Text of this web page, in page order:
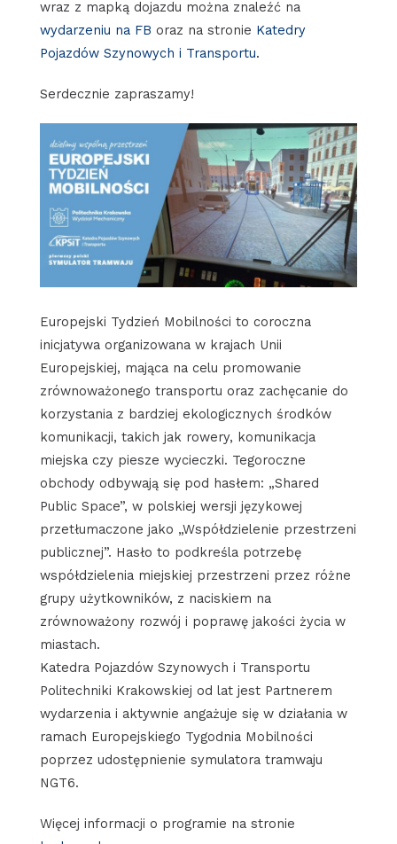
wraz z mapką dojazdu można znaleźć na
wydarzeniu na FB oraz na stronie Katedry
Pojazdów Szynowych i Transportu.
Serdecznie zapraszamy!
Europejski Tydzień Mobilności to coroczna
inicjatywa organizowana w krajach Unii
Europejskiej, mająca na celu promowanie
zrównoważonego transportu oraz zachęcanie do
korzystania z bardziej ekologicznych środków
komunikacji, takich jak rowery, komunikacja
miejska czy piesze wycieczki. Tegoroczne
obchody odbywają się pod hasłem: „Shared
Public Space”, w polskiej wersji językowej
przetłumaczone jako „Współdzielenie przestrzeni
publicznej”. Hasło to podkreśla potrzebę
współdzielenia miejskiej przestrzeni przez różne
grupy użytkowników, z naciskiem na
zrównoważony rozwój i poprawę jakości życia w
miastach.
Katedra Pojazdów Szynowych i Transportu
Politechniki Krakowskiej od lat jest Partnerem
wydarzenia i aktywnie angażuje się w działania w
ramach Europejskiego Tygodnia Mobilności
poprzez udostępnienie symulatora tramwaju
NGT6.
Więcej informacji o programie na stronie